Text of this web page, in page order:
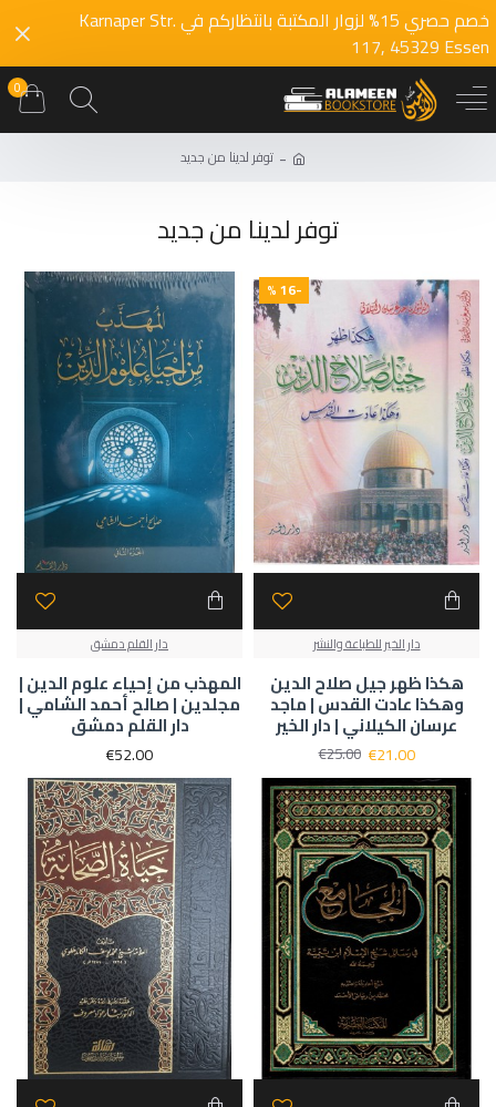
خصم حصري 15% لزوار المكتبة بانتظاركم في Karnaper Str.
117, 45329 Essen
0
توفر لدينا من جديد
توفر لدينا من جديد
-16 %
دار الخير للطباعة والنشر
هكذا ظهر جيل صلاح الدين
وهكذا عادت القدس | ماجد
عرسان الكيلاني | دار الخير
€21.00
€25.00
دار القلم دمشق
المهذب من إحياء علوم الدين |
مجلدين | صالح أحمد الشامي |
دار القلم دمشق
€52.00